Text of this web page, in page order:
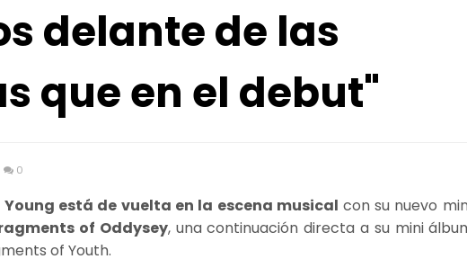
delante de las
que en el debut"
0
está de vuelta en la escena musical con su nuevo
of Oddysey, una continuación directa a su mini
of Youth.